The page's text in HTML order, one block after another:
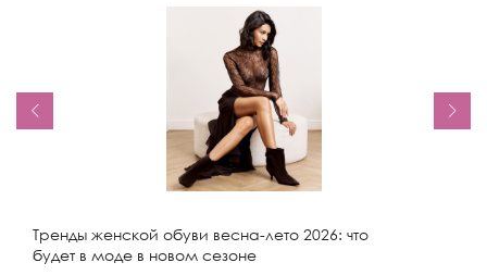
Тренды женской обуви весна-лето 2026: что
будет в моде в новом сезоне